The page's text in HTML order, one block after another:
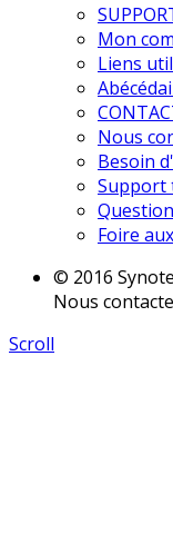
Mon
Liens
Nous
Besoin
Support
Foire
© 2016
Nous
Scroll